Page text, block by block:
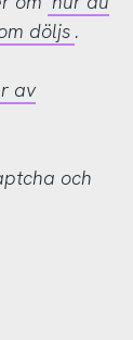
döljs .
av
och